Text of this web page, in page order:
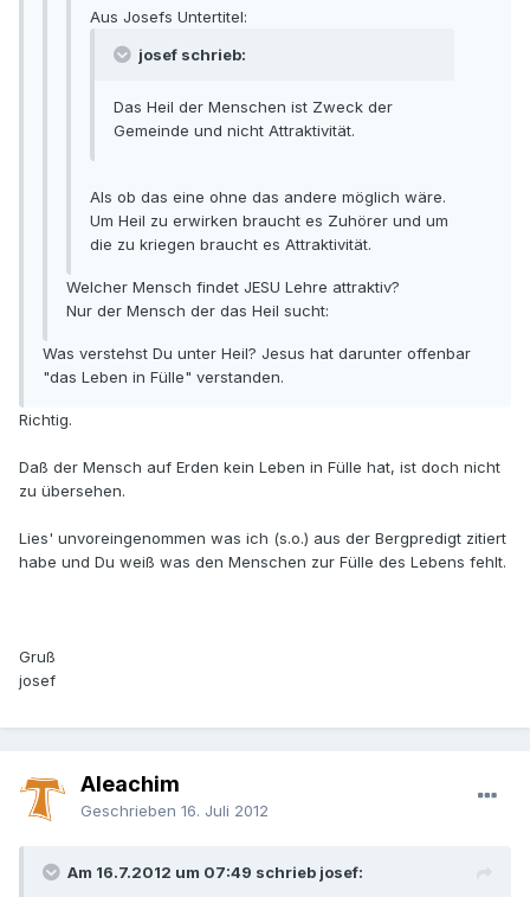
Aus Josefs Untertitel:
josef schrieb:
Das Heil der Menschen ist Zweck der
Gemeinde und nicht Attraktivität.
Als ob das eine ohne das andere möglich wäre.
Um Heil zu erwirken braucht es Zuhörer und um
die zu kriegen braucht es Attraktivität.
Welcher Mensch findet JESU Lehre attraktiv?
Nur der Mensch der das Heil sucht:
Was verstehst Du unter Heil? Jesus hat darunter offenbar
"das Leben in Fülle" verstanden.
Richtig.
Daß der Mensch auf Erden kein Leben in Fülle hat, ist doch nicht
zu übersehen.
Lies' unvoreingenommen was ich (s.o.) aus der Bergpredigt zitiert
habe und Du weiß was den Menschen zur Fülle des Lebens fehlt.
Gruß
josef
Aleachim
Geschrieben 16. Juli 2012
Am 16.7.2012 um 07:49 schrieb josef: